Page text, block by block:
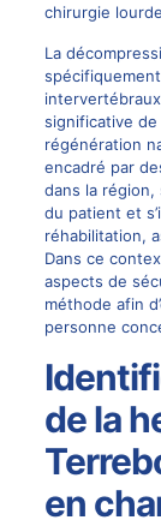
chirurgie
La
significative de
régénération
encadré par
dans la région,
du patient et
réhabilitation,
Dans ce
aspects de
méthode afin
personne
de la
en